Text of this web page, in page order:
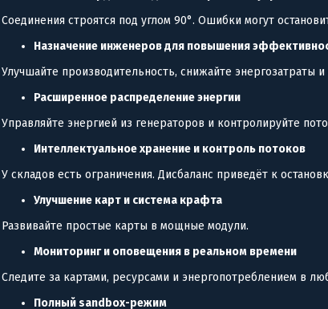
Соединения строятся под углом 90°. Ошибки могут
Назначение инженеров для повышения
Улучшайте производительность, снижайте энергозатраты
Расширенное распределение энергии
Управляйте энергией из генераторов и контролируйте
Интеллектуальное хранение и контроль потоков
У складов есть ограничения. Дисбаланс приведёт к
Улучшение карт и система крафта
Развивайте простые карты в мощные модули.
Мониторинг и оповещения в реальном времени
Следите за картами, ресурсами и энергопотреблением в
Полный sandbox-режим